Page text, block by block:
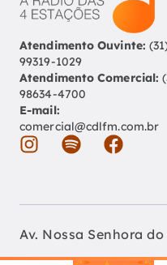
Atendimento Ouvinte:
99319-1029
Atendimento Comercial:
98634-4700
E-mail:
comercial@cdlfm.com.br
Av. Nossa Senhora